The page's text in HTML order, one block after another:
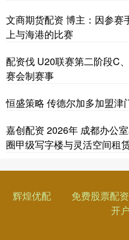
文商期货配资 博主：因参赛
上与海港的比赛
配资伐 U20联赛第二阶段C
赛会制赛事
恒盛策略 传德尔加多加盟津
嘉创配资 2026年 成都办公
圈甲级写字楼与灵活空间租
辉煌优配 免费股票配资
开